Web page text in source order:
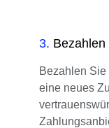
3. Bezahlen
Bezahlen
eine neues